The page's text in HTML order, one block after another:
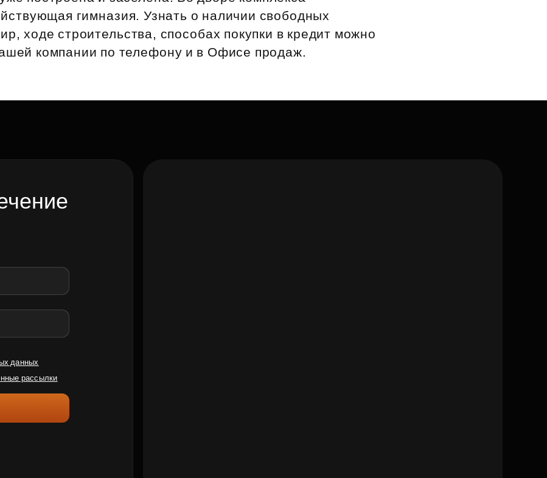
Субсидии
гимназия. Узнать о наличии свободных
ходе строительства, способах покупки в кредит можно
компании по телефону и в Офисе продаж.
данных
рассылки